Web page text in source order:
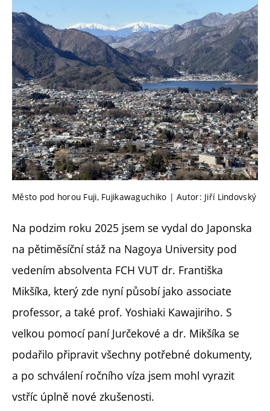
Město pod horou Fuji, Fujikawaguchiko | Autor: Jiří Lindovský
Na podzim roku 2025 jsem se vydal do Japonska
na pětiměsíční stáž na Nagoya University pod
vedením absolventa FCH VUT dr. Františka
Mikšíka, který zde nyní působí jako associate
professor, a také prof. Yoshiaki Kawajiriho. S
velkou pomocí paní Jurčekové a dr. Mikšíka se
podařilo připravit všechny potřebné dokumenty,
a po schválení ročního víza jsem mohl vyrazit
vstříc úplně nové zkušenosti.